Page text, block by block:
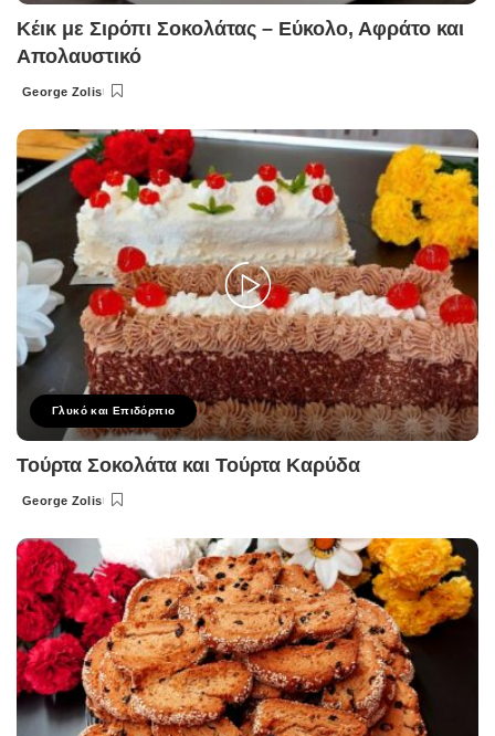
Κέικ με Σιρόπι Σοκολάτας – Εύκολο, Αφράτο και
Απολαυστικό
Posted
George Zolis
Γλυκό και Επιδόρπιο
Τούρτα Σοκολάτα και Τούρτα Καρύδα
Posted
George Zolis